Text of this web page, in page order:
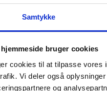
Samtykke
hjemmeside bruger cookies
cookies til at tilpasse vores
Vi deler også
og
og find